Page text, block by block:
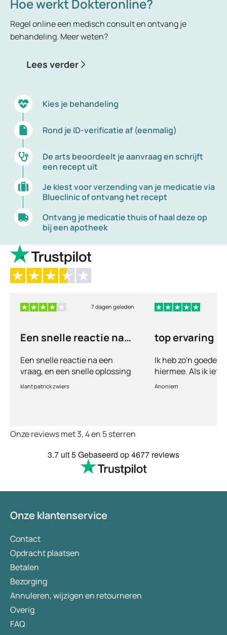
voldoende om te genezen van de bacteriële
Het hangt van de klachten en de soort bacteriële
ontsteking mee te bestrijden. Soms is het nodig om
en welk antibioticum nodig is. Elke bacterie is
namelijk op een andere manier opgebouwd.
Hoe werkt Dokteronline?
Regel online een medisch consult en ontvang je
behandeling. Meer weten?
Lees verder
Kies je behandeling
Rond je ID-verificatie af (eenmalig)
De arts beoordeelt je aanvraag en schrijft
een recept uit
Je kiest voor verzending van je medicatie via
Blueclinic of ontvang het recept
Ontvang je medicatie thuis of haal deze op
bij een apotheek
7 dagen geleden
Een snelle reactie na
Een snelle reactie na een
vraag, en een snelle oplossing
klant patrick zwiers
top ervaring
Ik heb zo'n goede
hiermee. Als ik iets
vul ik een
te smeken voor
(meer) geld, maar
Anoniem
Onze reviews met 3, 4 en 5 sterren
3.7 uit 5Gebaseerd op4677 reviews
Onze klantenservice
Contact
Opdracht plaatsen
Betalen
Bezorging
Annuleren, wijzigen en retourneren
Overig
FAQ